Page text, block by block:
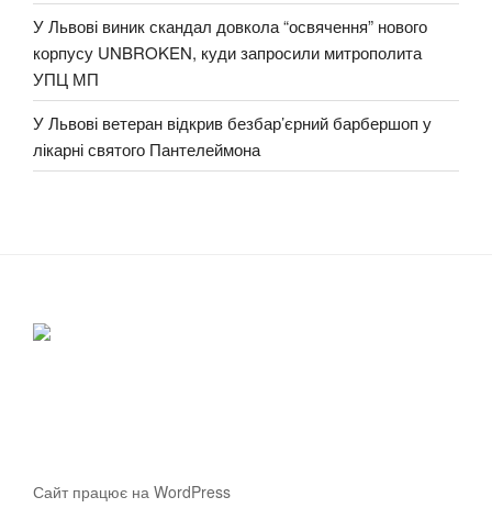
У Львові виник скандал довкола “освячення” нового
корпусу UNBROKEN, куди запросили митрополита
УПЦ МП
У Львові ветеран відкрив безбар’єрний барбершоп у
лікарні святого Пантелеймона
Сайт працює на WordPress